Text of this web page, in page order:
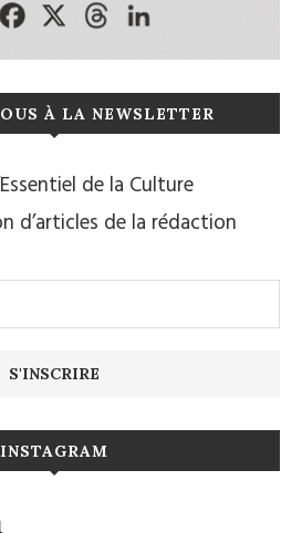
À LA NEWSLETTER
de la Culture
d’articles de la rédaction
INSTAGRAM